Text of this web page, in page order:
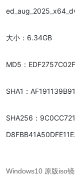
大小：6.34GB
MD5：
SHA1：
SHA256：
Windows10 原版iso